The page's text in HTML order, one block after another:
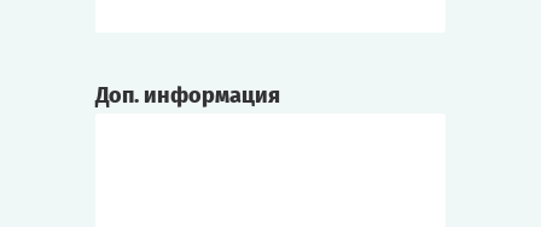
Доп. информация